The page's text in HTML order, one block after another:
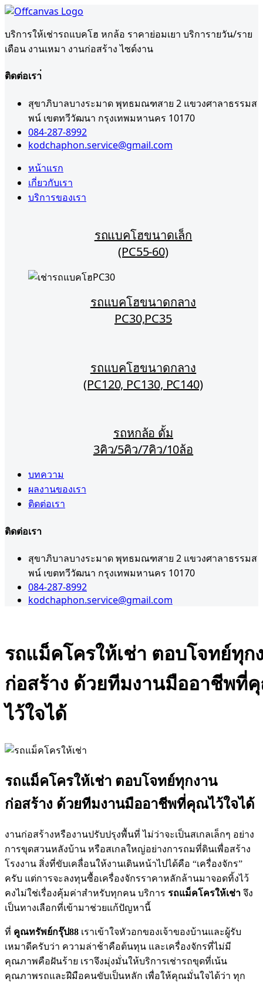
บริการให้เช่ารถแบคโฮ หกล้อ ราคาย่อมเยา บริการายวัน/ราย
เดือน งานเหมา งานก่อสร้าง ไซด์งาน
ติดต่อเรา่
สุขาภิบาลบางระมาด พุทธมณฑสาย 2 แขวงศาลาธรรมส
พน์ เขตทวีวัฒนา กรุงเทพมหานคร 10170
084-287-8992
kodchaphon.service@gmail.com
หน้าแรก
เกี่ยวกับเรา
บริการของเรา
รถแบคโฮขนาดเล็ก
(PC55-60)
รถแบคโฮขนาดกลาง
PC30,PC35
รถแบคโฮขนาดกลาง
(PC120, PC130, PC140)
รถหกล้อ ดั้ม
3คิว/5คิว/7คิว/10ล้อ
บทความ
ผลงานของเรา
ติดต่อเรา
ติดต่อเรา
สุขาภิบาลบางระมาด พุทธมณฑสาย 2 แขวงศาลาธรรมส
พน์ เขตทวีวัฒนา กรุงเทพมหานคร 10170
084-287-8992
kodchaphon.service@gmail.com
รถแม็คโครให้เช่า ตอบโจทย์ทุก
ก่อสร้าง ด้วยทีมงานมืออาชีพที่
ไว้ใจได้
รถแม็คโครให้เช่า ตอบโจทย์ทุกงาน
ก่อสร้าง ด้วยทีมงานมืออาชีพที่คุณไว้ใจได้
งานก่อสร้างหรืองานปรับปรุงพื้นที่ ไม่ว่าจะเป็นสเกลเล็กๆ อย่าง
การขุดสวนหลังบ้าน หรือสเกลใหญ่อย่างการถมที่ดินเพื่อสร้าง
โรงงาน สิ่งที่ขับเคลื่อนให้งานเดินหน้าไปได้คือ “เครื่องจักร”
ครับ แต่การจะลงทุนซื้อเครื่องจักรราคาหลักล้านมาจอดทิ้งไว้
คงไม่ใช่เรื่องคุ้มค่าสำหรับทุกคน บริการ รถแม็คโครให้เช่า จึง
เป็นทางเลือกที่เข้ามาช่วยแก้ปัญหานี้
ที่ คูณทรัพย์กรุ๊ป88 เราเข้าใจหัวอกของเจ้าของบ้านและผู้รับ
เหมาดีครับว่า ความล่าช้าคือต้นทุน และเครื่องจักรที่ไม่มี
คุณภาพคือฝันร้าย เราจึงมุ่งมั่นให้บริการเช่ารถขุดที่เน้น
คุณภาพรถและฝีมือคนขับเป็นหลัก เพื่อให้คุณมั่นใจได้ว่า ทุก